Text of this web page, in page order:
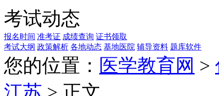
考试动态
报名时间 准考证 成绩查询 证书领取
考试大纲 政策解析 各地动态 基地医院 辅导资料 题库软件
您的位置： 医学教育网 >
江苏 > 正文